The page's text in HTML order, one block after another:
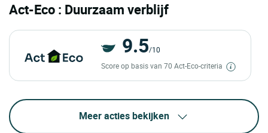
Act-Eco : Duurzaam verblijf
9.5/10
Score op basis van 70 Act-Eco-criteria
Meer acties bekijken